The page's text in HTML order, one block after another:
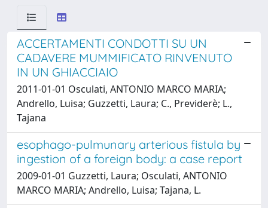
ACCERTAMENTI CONDOTTI SU UN
CADAVERE MUMMIFICATO RINVENUTO
IN UN GHIACCIAIO
2011-01-01 Osculati, ANTONIO MARCO MARIA;
Andrello, Luisa; Guzzetti, Laura; C., Previderè; L.,
Tajana
esophago-pulmunary arterious fistula by
ingestion of a foreign body: a case report
2009-01-01 Guzzetti, Laura; Osculati, ANTONIO
MARCO MARIA; Andrello, Luisa; Tajana, L.